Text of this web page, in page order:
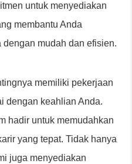
untuk menyediakan
membantu Anda
mudah dan efisien.
memiliki pekerjaan
dengan keahlian Anda.
hadir untuk memudahkan
yang tepat. Tidak hanya
juga menyediakan